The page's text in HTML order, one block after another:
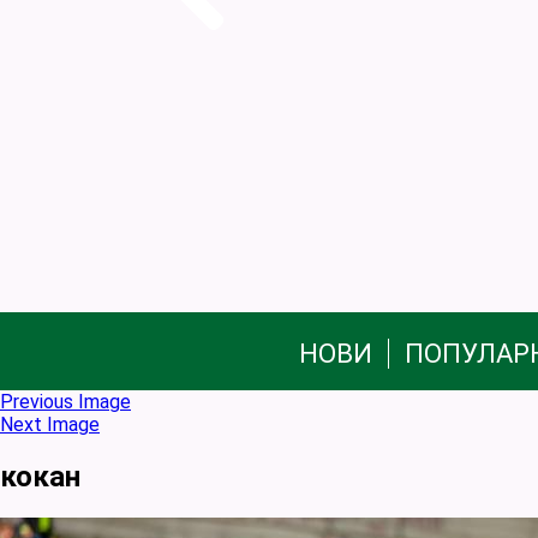
НОВИ
Previous Image
Next Image
кокан